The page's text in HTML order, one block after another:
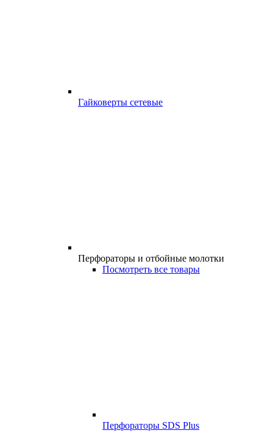
Гайковерты сетевые
Перфораторы и отбойные молотки
Посмотреть все товары
Перфораторы SDS Plus